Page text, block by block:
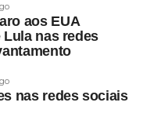
aos EUA
nas redes
nas redes sociais